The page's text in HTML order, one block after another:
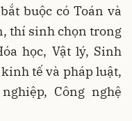
buộc có Toán và
thí sinh chọn trong
học, Vật lý, Sinh
tế và pháp luật,
Công nghệ